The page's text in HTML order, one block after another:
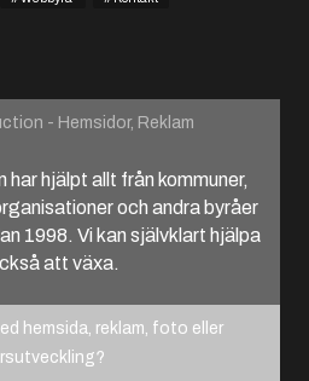
har hjälpt allt från kommuner,
och andra byråer
1998. Vi kan självklart hjälpa
att växa.
hemsida, reklam, foto eller